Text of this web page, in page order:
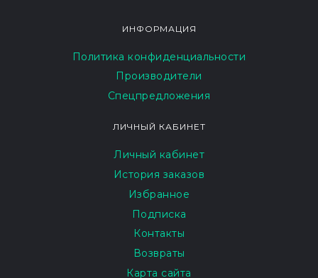
ИНФОРМАЦИЯ
Политика конфиденциальности
Производители
Спецпредложения
ЛИЧНЫЙ КАБИНЕТ
Личный кабинет
История заказов
Избранное
Подписка
Контакты
Возвраты
Карта сайта